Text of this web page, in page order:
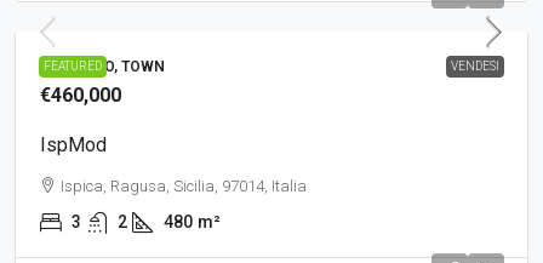
FEATURED VENDESI
PRESTIGIO, TOWN
€460,000
IspMod
Ispica, Ragusa, Sicilia, 97014, Italia
3 2 480 m²